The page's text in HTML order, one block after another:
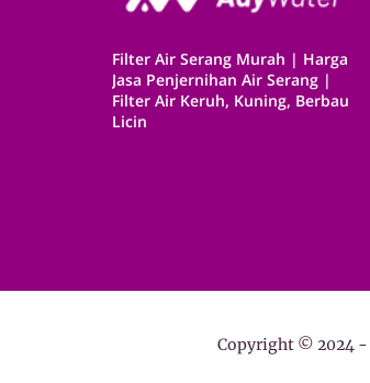
Filter Air Serang Murah | Harga
Jasa Penjernihan Air Serang |
Filter Air Keruh, Kuning, Berbau
Licin
Copyright © 2024 -